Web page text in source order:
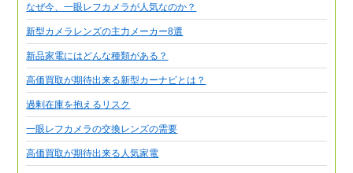
なぜ今、一眼レフカメラが人気なのか？
新型カメラレンズの主力メーカー8選
新品家電にはどんな種類がある？
高価買取が期待出来る新型カーナビとは？
過剰在庫を抱えるリスク
一眼レフカメラの交換レンズの需要
高価買取が期待出来る人気家電